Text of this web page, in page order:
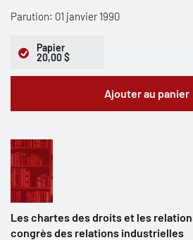
Parution: 01 janvier 1990
Papier
20,00 $
Ajouter au panier
Les chartes des droits et les
congrès des relations industrielles